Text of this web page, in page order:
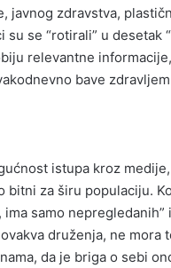
javnog zdravstva,
su se “rotirali” u desetak
relevantne
bave
istupa kroz
bitni za širu populaciju.
ima samo
druženja, ne
da je briga o sebi